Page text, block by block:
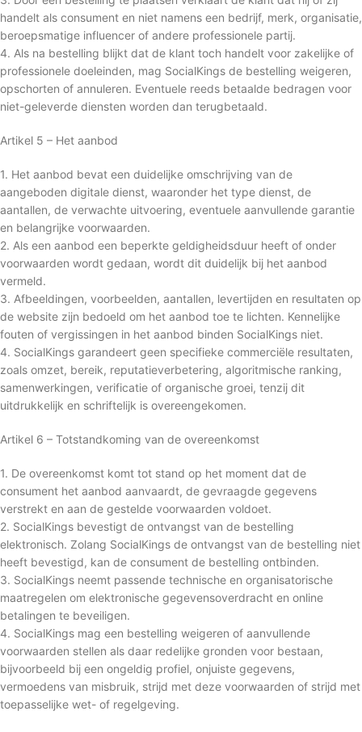
handelt als consument en niet namens een bedrijf, merk, organisatie,
beroepsmatige influencer of andere professionele partij.
4. Als na bestelling blijkt dat de klant toch handelt voor zakelijke of
professionele doeleinden, mag SocialKings de bestelling weigeren,
opschorten of annuleren. Eventuele reeds betaalde bedragen voor
niet-geleverde diensten worden dan terugbetaald.
Artikel 5 – Het aanbod
1. Het aanbod bevat een duidelijke omschrijving van de
aangeboden digitale dienst, waaronder het type dienst, de
aantallen, de verwachte uitvoering, eventuele aanvullende garantie
en belangrijke voorwaarden.
2. Als een aanbod een beperkte geldigheidsduur heeft of onder
voorwaarden wordt gedaan, wordt dit duidelijk bij het aanbod
vermeld.
3. Afbeeldingen, voorbeelden, aantallen, levertijden en resultaten op
de website zijn bedoeld om het aanbod toe te lichten. Kennelijke
fouten of vergissingen in het aanbod binden SocialKings niet.
4. SocialKings garandeert geen specifieke commerciële resultaten,
zoals omzet, bereik, reputatieverbetering, algoritmische ranking,
samenwerkingen, verificatie of organische groei, tenzij dit
uitdrukkelijk en schriftelijk is overeengekomen.
Artikel 6 – Totstandkoming van de overeenkomst
1. De overeenkomst komt tot stand op het moment dat de
consument het aanbod aanvaardt, de gevraagde gegevens
verstrekt en aan de gestelde voorwaarden voldoet.
2. SocialKings bevestigt de ontvangst van de bestelling
elektronisch. Zolang SocialKings de ontvangst van de bestelling niet
heeft bevestigd, kan de consument de bestelling ontbinden.
3. SocialKings neemt passende technische en organisatorische
maatregelen om elektronische gegevensoverdracht en online
betalingen te beveiligen.
4. SocialKings mag een bestelling weigeren of aanvullende
voorwaarden stellen als daar redelijke gronden voor bestaan,
bijvoorbeeld bij een ongeldig profiel, onjuiste gegevens,
vermoedens van misbruik, strijd met deze voorwaarden of strijd met
toepasselijke wet- of regelgeving.